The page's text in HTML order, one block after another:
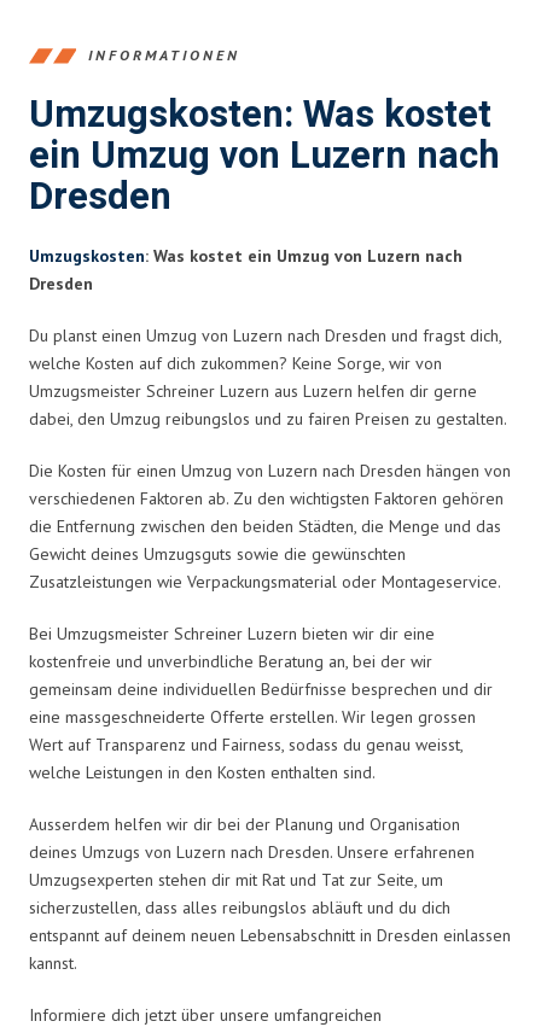
INFORMATIONEN
Umzugskosten: Was kostet
ein Umzug von Luzern nach
Dresden
Umzugskosten: Was kostet ein Umzug von Luzern nach
Dresden
Du planst einen Umzug von Luzern nach Dresden und fragst dich,
welche Kosten auf dich zukommen? Keine Sorge, wir von
Umzugsmeister Schreiner Luzern aus Luzern helfen dir gerne
dabei, den Umzug reibungslos und zu fairen Preisen zu gestalten.
Die Kosten für einen Umzug von Luzern nach Dresden hängen von
verschiedenen Faktoren ab. Zu den wichtigsten Faktoren gehören
die Entfernung zwischen den beiden Städten, die Menge und das
Gewicht deines Umzugsguts sowie die gewünschten
Zusatzleistungen wie Verpackungsmaterial oder Montageservice.
Bei Umzugsmeister Schreiner Luzern bieten wir dir eine
kostenfreie und unverbindliche Beratung an, bei der wir
gemeinsam deine individuellen Bedürfnisse besprechen und dir
eine massgeschneiderte Offerte erstellen. Wir legen grossen
Wert auf Transparenz und Fairness, sodass du genau weisst,
welche Leistungen in den Kosten enthalten sind.
Ausserdem helfen wir dir bei der Planung und Organisation
deines Umzugs von Luzern nach Dresden. Unsere erfahrenen
Umzugsexperten stehen dir mit Rat und Tat zur Seite, um
sicherzustellen, dass alles reibungslos abläuft und du dich
entspannt auf deinem neuen Lebensabschnitt in Dresden einlassen
kannst.
Informiere dich jetzt über unsere umfangreichen